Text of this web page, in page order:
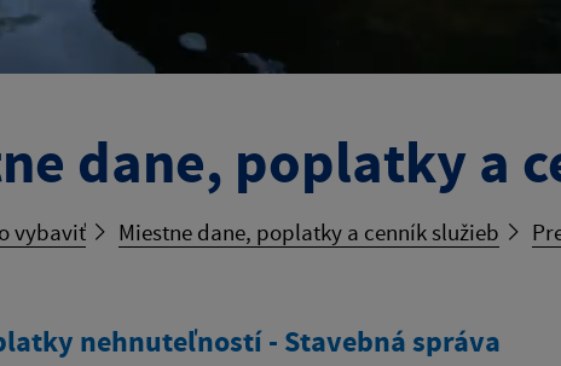
dane, poplatky a
vybaviť Miestne dane, poplatky a cenník služieb
nehnuteľností - Stavebná správa